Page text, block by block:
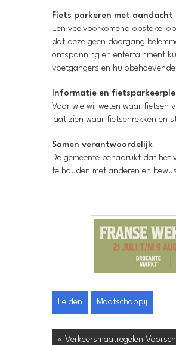
Fiets parkeren met aandacht
Een veelvoorkomend obstakel
dat deze geen doorgang
ontspanning en entertainment
voetgangers en
Informatie en
Voor wie wil weten waar fietsen
laat zien waar fietsenrekken en
Samen verantwoordelijk
De gemeente benadrukt dat het
te houden met anderen en
Leiden Maatschappij
« Verkeersmaatregelen